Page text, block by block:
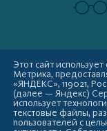
Этот сайт
Метрика,
«ЯНДЕКС», 119021,
(далее — Яндекс)
использует
текстовые файлы,
пользователей с